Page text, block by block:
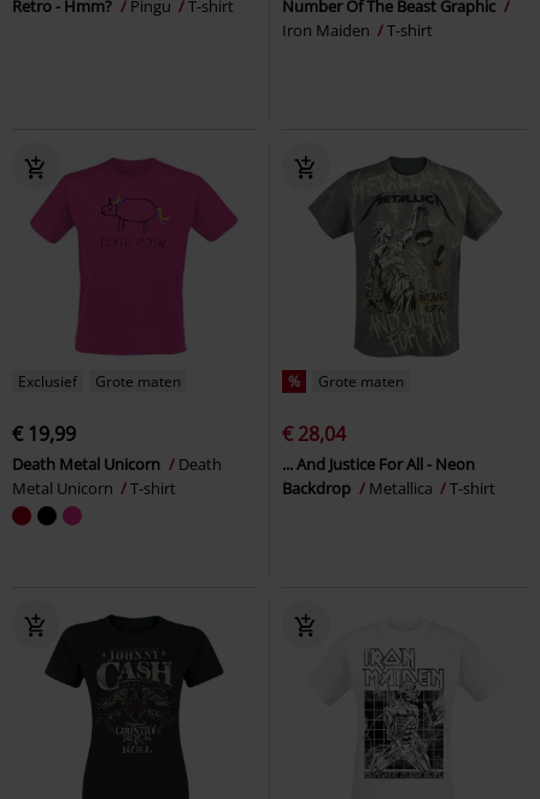
Retro - Hmm? Pingu T-shirt
Number Of The Beast Graphic
Iron Maiden
T-shirt
Exclusief Grote maten
€ 19,99
Death Metal Unicorn
Death
Metal Unicorn
T-shirt
% Grote maten
€ 28,04
... And Justice For All - Neon
Backdrop
Metallica T-shirt